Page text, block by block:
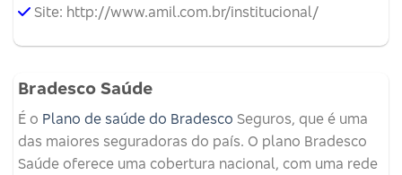
Site: http://www.amil.com.br/institucional/
Bradesco Saúde
É o Plano de saúde do Bradesco Seguros, que é uma
das maiores seguradoras do país. O plano Bradesco
Saúde oferece uma cobertura nacional, com uma rede